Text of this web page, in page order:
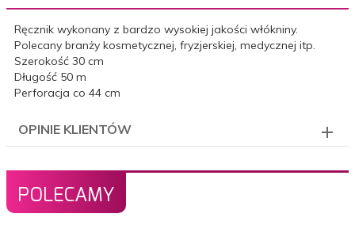
Ręcznik wykonany z bardzo wysokiej jakości włókniny.
Polecany branży kosmetycznej, fryzjerskiej, medycznej itp.
Szerokość 30 cm
Długość 50 m
Perforacja co 44 cm
OPINIE KLIENTÓW
POLECAMY